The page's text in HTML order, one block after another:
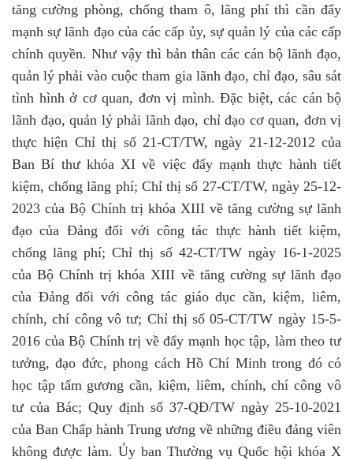
tăng cường phòng, chống tham ô, lãng phí thì cần đẩy
mạnh sự lãnh đạo của các cấp ủy, sự quản lý của các cấp
chính quyền. Như vậy thì bản thân các cán bộ lãnh đạo,
quản lý phải vào cuộc tham gia lãnh đạo, chỉ đạo, sâu sát
tình hình ở cơ quan, đơn vị mình. Đặc biệt, các cán bộ
lãnh đạo, quản lý phải lãnh đạo, chỉ đạo cơ quan, đơn vị
thực hiện Chỉ thị số 21-CT/TW, ngày 21-12-2012 của
Ban Bí thư khóa XI về việc đẩy mạnh thực hành tiết
kiệm, chống lãng phí; Chỉ thị số 27-CT/TW, ngày 25-12-
2023 của Bộ Chính trị khóa XIII về tăng cường sự lãnh
đạo của Đảng đối với công tác thực hành tiết kiệm,
chống lãng phí; Chỉ thị số 42-CT/TW ngày 16-1-2025
của Bộ Chính trị khóa XIII về tăng cường sự lãnh đạo
của Đảng đối với công tác giáo dục cần, kiệm, liêm,
chính, chí công vô tư; Chỉ thị số 05-CT/TW ngày 15-5-
2016 của Bộ Chính trị về đẩy mạnh học tập, làm theo tư
tưởng, đạo đức, phong cách Hồ Chí Minh trong đó có
học tập tấm gương cần, kiệm, liêm, chính, chí công vô
tư của Bác; Quy định số 37-QĐ/TW ngày 25-10-2021
của Ban Chấp hành Trung ương về những điều đảng viên
không được làm. Ủy ban Thường vụ Quốc hội khóa X